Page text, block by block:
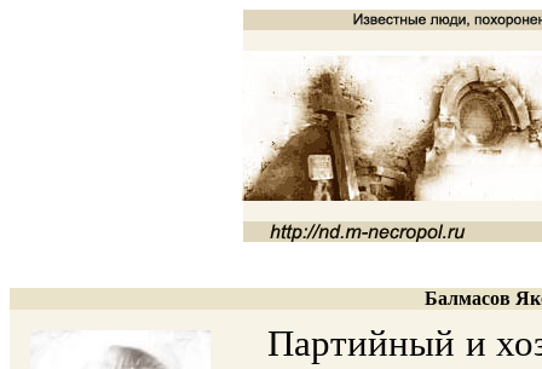
Балмасов
Партийный и